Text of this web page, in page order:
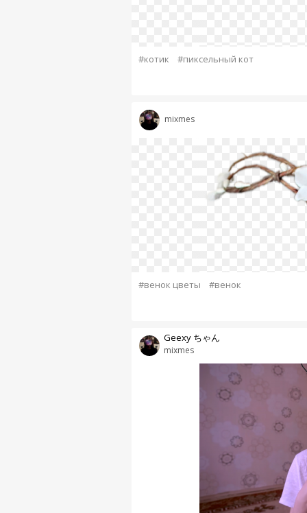
#котик #пиксельный кот
mixmes
#венок цветы #венок
mixmes
Geexy ちゃん